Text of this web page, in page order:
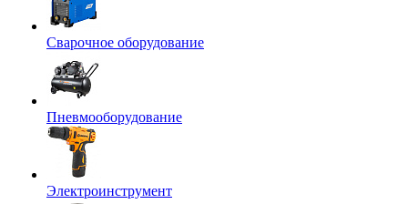
Сварочное оборудование
Пневмооборудование
Электроинструмент